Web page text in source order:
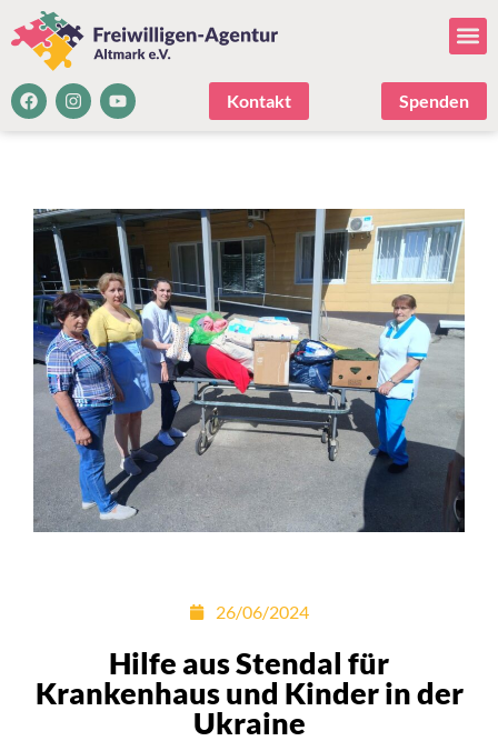
Kontakt Spenden
26/06/2024
Hilfe aus Stendal für
Krankenhaus und Kinder in der
Ukraine